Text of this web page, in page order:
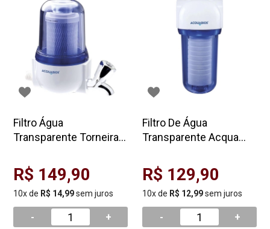
Filtro Água
Transparente Torneira 5
Acquabios
R$ 149,90
10x de R$ 14,99sem juros
- +
Filtro De Água
Transparente Acqua
1000
R$ 129,90
10x de R$ 12,99sem juros
- +